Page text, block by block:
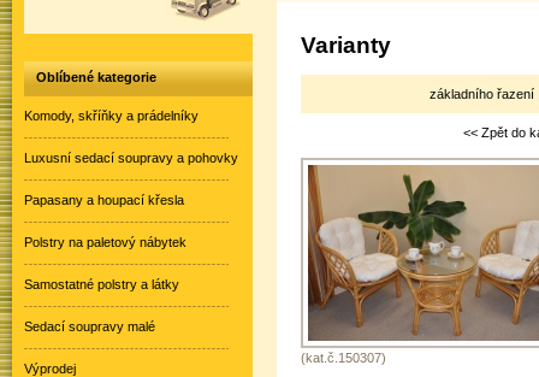
Varianty
základního
<< Zpět do
(kat.č.150307)
Oblíbené kategorie
Komody, skříňky a prádelníky
Luxusní sedací soupravy a pohovky
Papasany a houpací křesla
Polstry na paletový nábytek
Samostatné polstry a látky
Sedací soupravy malé
Výprodej